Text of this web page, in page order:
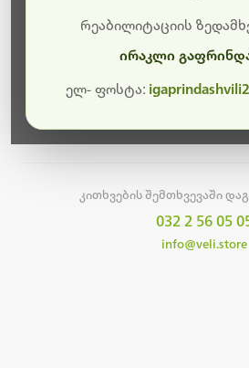
კითხვების შემთხვევაში
032 2 56 05
info@veli.store
რეაბილიტაციის
ირაკლი
ელ- ფოსტა: